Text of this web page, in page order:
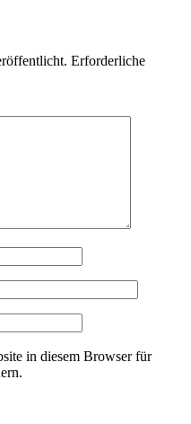
Erforderliche
in diesem Browser für